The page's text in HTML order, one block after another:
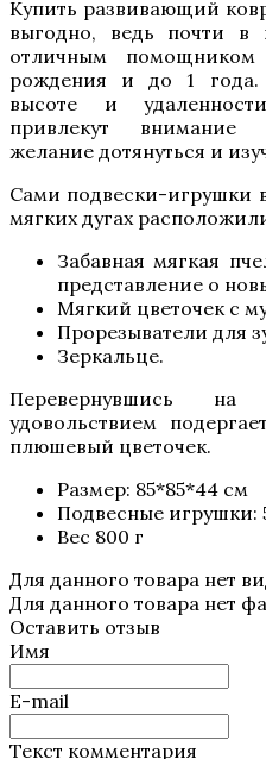
Купить развивающий
выгодно, ведь почти в
отличным
рождения и до 1 года.
высоте и
привлекут внимание
желание дотянуться и
Сами подвески-игрушки
мягких дугах
Забавная мягкая
представление о
Мягкий цветочек с
Прорезыватели для
Зеркальце.
Перевернувшись
удовольствием
плюшевый цветочек.
Размер: 85*85*44 см
Подвесные игрушки:
Вес 800 г
Для данного товара нет
Для данного товара нет
Оставить отзыв
Имя
E-mail
Текст комментария